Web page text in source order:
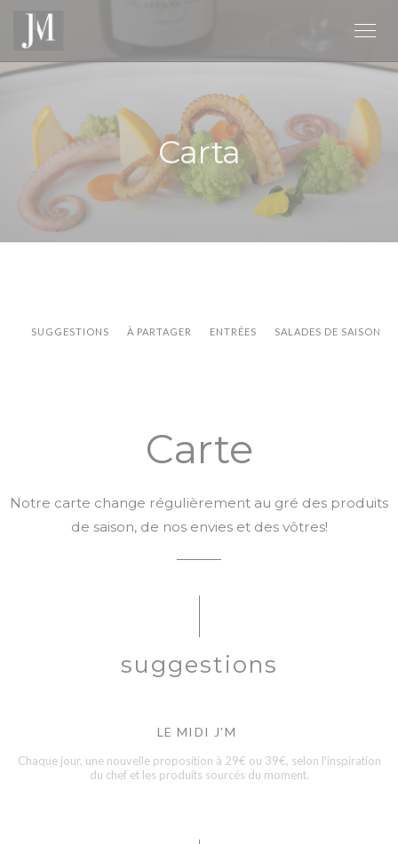
Personalización de sus opciones de cookies
Carta
SUGGESTIONS À PARTAGER ENTRÉES SALADES DE SAISON
Carte
Notre carte change régulièrement au gré des produits
de saison, de nos envies et des vôtres!
suggestions
LE MIDI J'M
Chaque jour, une nouvelle proposition à 29€ ou 39€, selon l'inspiration
du chef et les produits sourcés du moment.